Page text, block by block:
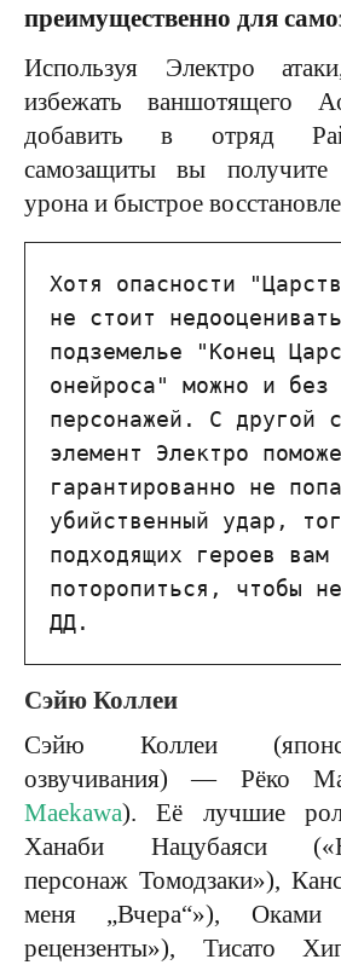
преимущественно для
Используя Электро
избежать ваншотящего
добавить в отряд
самозащиты вы получите
урона и быстрое
Хотя опасности
не стоит
подземелье "Конец
онейроса" можно и без
персонажей. С другой
элемент Электро
гарантированно не
убийственный удар,
подходящих героев вам
поторопиться, чтобы
ДД.
Сэйю Коллеи
Сэйю Коллеи
озвучивания) — Рёко
Maekawa). Её лучшие
Ханаби Нацубаяси
персонаж Томодзаки»),
меня „Вчера“»), Оками
рецензенты»), Тисато